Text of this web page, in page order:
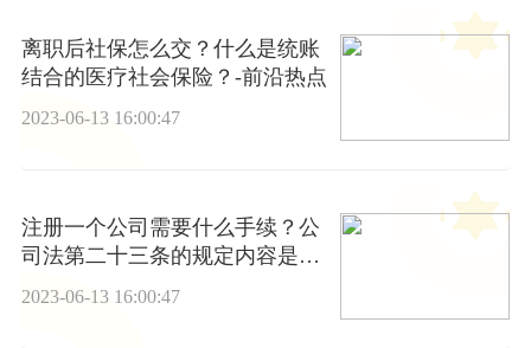
离职后社保怎么交？什么是统账
结合的医疗社会保险？-前沿热点
2023-06-13 16:00:47
注册一个公司需要什么手续？公
司法第二十三条的规定内容是什
么？
2023-06-13 16:00:47